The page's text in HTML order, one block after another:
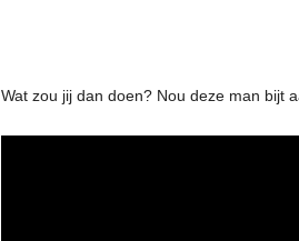
Wat zou jij dan doen? Nou deze man bijt